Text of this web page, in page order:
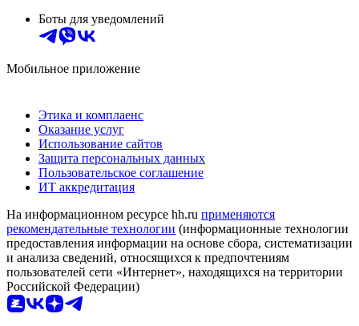
Боты для уведомлений
Мобильное приложение
Этика и комплаенс
Оказание услуг
Использование сайтов
Защита персональных данных
Пользовательское соглашение
ИТ аккредитация
На информационном ресурсе hh.ru применяются
рекомендательные технологии (информационные технологии
предоставления информации на основе сбора, систематизации
и анализа сведений, относящихся к предпочтениям
пользователей сети «Интернет», находящихся на территории
Российской Федерации)